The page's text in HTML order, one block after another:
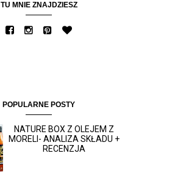
TU MNIE ZNAJDZIESZ
POPULARNE POSTY
NATURE BOX Z OLEJEM Z
MORELI- ANALIZA SKŁADU +
RECENZJA